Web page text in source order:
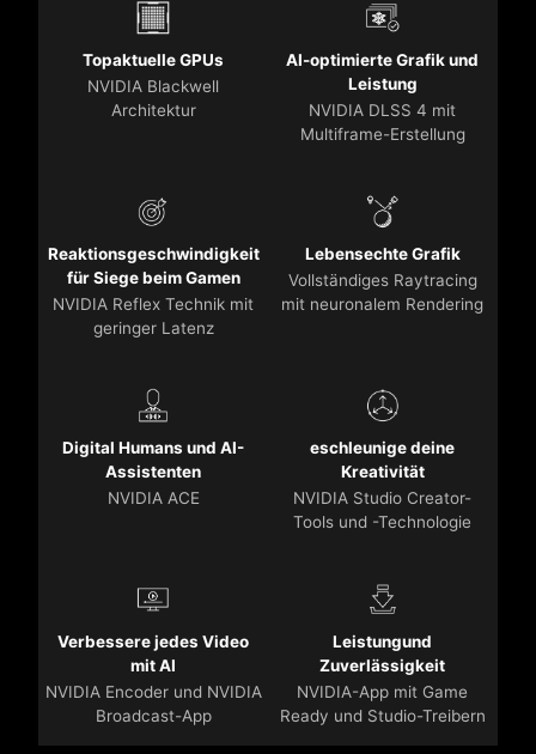
Topaktuelle GPUs
NVIDIA Blackwell
Architektur
AI-optimierte Grafik und
Leistung
NVIDIA DLSS 4 mit
Multiframe-Erstellung
Reaktionsgeschwindigkeit
für Siege beim Gamen
NVIDIA Reflex Technik mit
geringer Latenz
Lebensechte Grafik
Vollständiges Raytracing
mit neuronalem Rendering
Digital Humans und AI-
Assistenten
NVIDIA ACE
eschleunige deine
Kreativität
NVIDIA Studio Creator-
Tools und -Technologie
Verbessere jedes Video
mit AI
NVIDIA Encoder und NVIDIA
Broadcast-App
Leistungund
Zuverlässigkeit
NVIDIA-App mit Game
Ready und Studio-Treibern